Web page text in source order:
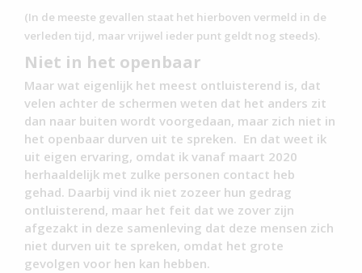
(In de meeste gevallen staat het hierboven vermeld in de
verleden tijd, maar vrijwel ieder punt geldt nog steeds).
Niet in het openbaar
Maar wat eigenlijk het meest ontluisterend is, dat
velen achter de schermen weten dat het anders zit
dan naar buiten wordt voorgedaan, maar zich niet in
het openbaar durven uit te spreken. En dat weet ik
uit eigen ervaring, omdat ik vanaf maart 2020
herhaaldelijk met zulke personen contact heb
gehad. Daarbij vind ik niet zozeer hun gedrag
ontluisterend, maar het feit dat we zover zijn
afgezakt in deze samenleving dat deze mensen zich
niet durven uit te spreken, omdat het grote
gevolgen voor hen kan hebben.